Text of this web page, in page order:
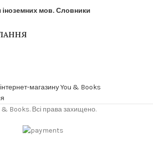
іноземних мов. Словники
магазину You & Books
& Books. Всі права захищено.